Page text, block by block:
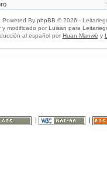
Powered By phpBB © 2026 -
y modificado por Luisan para
al español por Huan Manwë y